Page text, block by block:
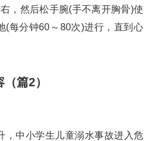
，然后松手腕(手不离开胸骨)使
(每分钟60～80次)进行，直到心
篇2）
，中小学生儿童溺水事故进入危